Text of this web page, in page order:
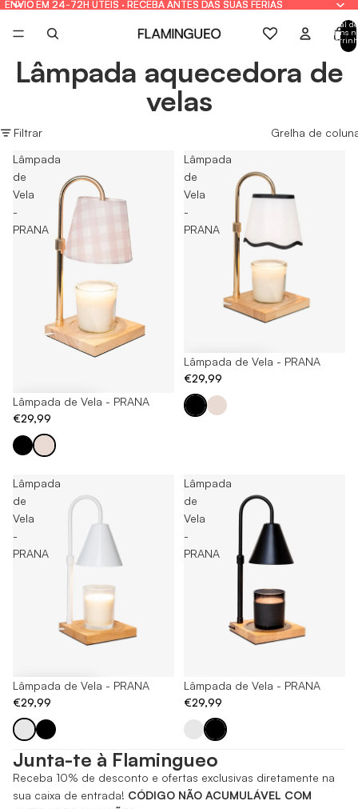
ENVIO EM 24-72H ÚTEIS · RECEBA ANTES DAS SUAS FÉRIAS
ENVIO EM 24-72H ÚTEIS · RECEBA ANTES DAS SUAS FÉRIAS
Total de
itens
Lâmpada aquecedora de
velas
Filtrar
Grelha de
Lâmpada
de
Vela
-
PRANA
Lâmpada de Vela - PRANA
€29,99
Lâmpada
de
Vela
-
PRANA
Lâmpada de Vela - PRANA
€29,99
Lâmpada
de
Vela
-
PRANA
Lâmpada de Vela - PRANA
€29,99
Lâmpada
de
Vela
-
PRANA
Esgotado
Lâmpada de Vela - PRANA
€29,99
Junta-te à Flamingueo
Receba 10% de desconto e ofertas exclusivas diretamente na
sua caixa de entrada! CÓDIGO NÃO ACUMULÁVEL COM